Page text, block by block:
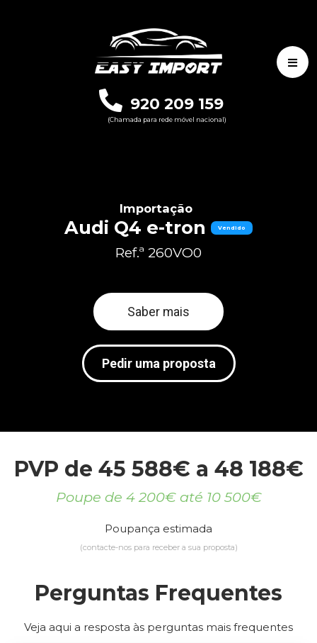
920 209 159
(Chamada para rede móvel nacional)
Importação
Audi Q4 e-tron Vendido
Ref.ª 260VO0
Saber mais
Pedir uma proposta
PVP de 45 588€ a 48 188€
Poupe de 4 200€ até 10 500€
Poupança estimada
(contacte-nos para receber a sua proposta)
Perguntas Frequentes
Veja aqui a resposta às perguntas mais frequentes